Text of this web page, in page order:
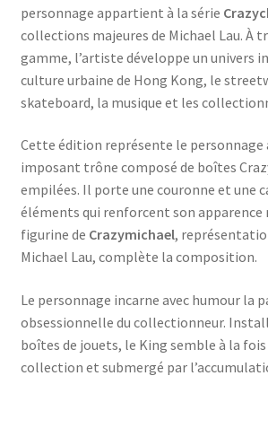
personnage appartient à la série
collections majeures de Michael Lau. À
gamme, l’artiste développe un univers
culture urbaine de Hong Kong, le
skateboard, la musique et les
Cette édition représente le personnage
imposant trône composé de boîtes
empilées. Il porte une couronne et une
éléments qui renforcent son apparence
figurine de Crazymichael,
Michael Lau, complète la composition.
Le personnage incarne avec humour la
obsessionnelle du collectionneur.
boîtes de jouets, le King semble à la fois
collection et submergé par